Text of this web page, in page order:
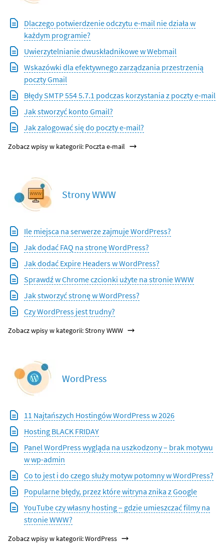
Dlaczego potwierdzenie odczytu e-mail nie działa w
każdym programie?
Uwierzytelnianie dwuskładnikowe w Webmail
Wskazówki dla efektywnego zarządzania przestrzenią
poczty Gmail
Błędy SMTP 554 5.7.1 podczas korzystania z poczty e-mail
Jak stworzyć konto Gmail?
Jak zalogować się do poczty e-mail?
Zobacz wpisy w kategorii: Poczta e-mail
Strony WWW
Ile miejsca na serwerze zajmuje WordPress?
Jak dodać FAQ na stronę WordPress?
Jak dodać Expire Headers w WordPress?
Sprawdź w Chrome czcionki użyte na stronie WWW
Jak stworzyć stronę w WordPress?
Czy WordPress jest trudny?
Zobacz wpisy w kategorii: Strony WWW
WordPress
11 Najtańszych Hostingów WordPress w 2026
Hosting BLACK FRIDAY
Panel WordPress wygląda na uszkodzony – brak motywu
w wp-admin
Co to jest i do czego służy motyw potomny w WordPress?
Popularne błędy, przez które witryna znika z Google
YouTube czy własny hosting – gdzie umieszczać filmy na
stronie WWW?
Zobacz wpisy w kategorii: WordPress